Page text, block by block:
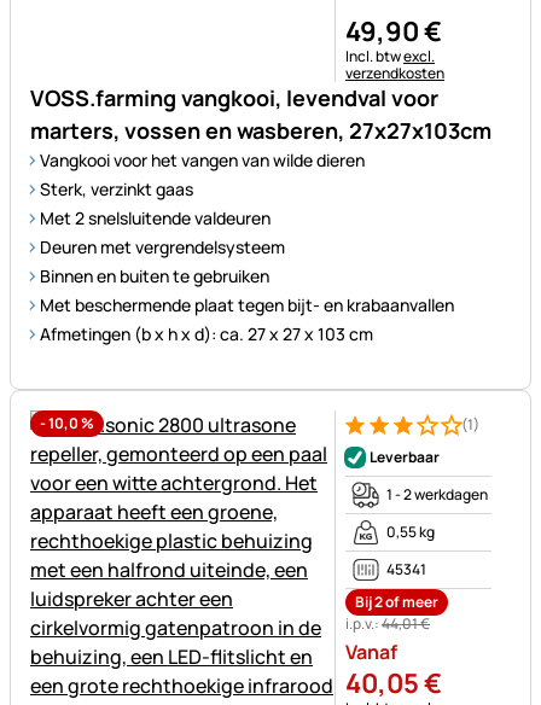
VOSS.farming vangkooi, levendval voor
marters, vossen en wasberen, 27x27x103cm
Vangkooi voor het vangen van wilde dieren
Sterk, verzinkt gaas
Met 2 snelsluitende valdeuren
Deuren met vergrendelsysteem
Binnen en buiten te gebruiken
Met beschermende plaat tegen bijt- en krabaanvallen
Afmetingen (b x h x d): ca. 27 x 27 x 103 cm
49,90€
Belastinginformatie:
Incl. btwexcl.
verzendkosten
-10,0% Beoordeling: 3 van 5 (1
1 Bewertung
(1)
Leverbaar
1 - 2 werkdagen
0,55 kg
45341
Bij 2 of meer
i.p.v.:44,01€
Vanaf
40,05€